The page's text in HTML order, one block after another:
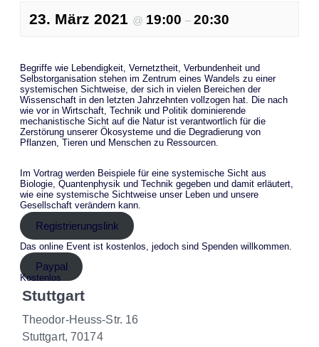
23. März 2021 @ 19:00 – 20:30
Begriffe wie Lebendigkeit, Vernetztheit, Verbundenheit und
Selbstorganisation stehen im Zentrum eines Wandels zu einer
systemischen Sichtweise, der sich in vielen Bereichen der
Wissenschaft in den letzten Jahrzehnten vollzogen hat. Die nach
wie vor in Wirtschaft, Technik und Politik dominierende
mechanistische Sicht auf die Natur ist verantwortlich für die
Zerstörung unserer Ökosysteme und die Degradierung von
Pflanzen, Tieren und Menschen zu Ressourcen.
Im Vortrag werden Beispiele für eine systemische Sicht aus
Biologie, Quantenphysik und Technik gegeben und damit erläutert,
wie eine systemische Sichtweise unser Leben und unsere
Gesellschaft verändern kann.
Registrierungslink
Das online Event ist kostenlos, jedoch sind Spenden willkommen.
Paypal
Kostenlos
Stuttgart
Theodor-Heuss-Str. 16
Stuttgart, 70174